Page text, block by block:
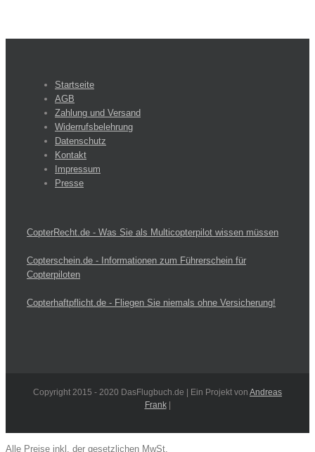
Startseite
AGB
Zahlung und Versand
Widerrufsbelehrung
Datenschutz
Kontakt
Impressum
Presse
CopterRecht.de - Was Sie als Multicopterpilot wissen müssen
Copterschein.de - Informationen zum Führerschein für
Copterpiloten
Copterhaftpflicht.de - Fliegen Sie niemals ohne Versicherung!
Copyright 2015 - 2020 DasFlugbuch.de | Ein Projekt von Andreas
Frank|
Alle Preise inkl. der gesetzlichen MwSt.